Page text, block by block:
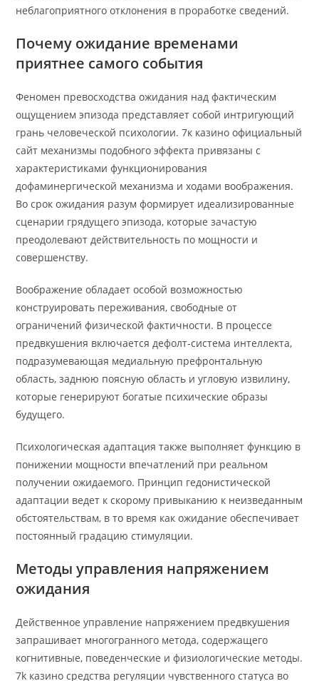
неблагоприятного отклонения в проработке сведений.
Почему ожидание временами
приятнее самого события
Феномен превосходства ожидания над фактическим
ощущением эпизода представляет собой интригующий
грань человеческой психологии. 7к казино официальный
сайт механизмы подобного эффекта привязаны с
характеристиками функционирования
дофаминергической механизма и ходами воображения.
Во срок ожидания разум формирует идеализированные
сценарии грядущего эпизода, которые зачастую
преодолевают действительность по мощности и
совершенству.
Воображение обладает особой возможностью
конструировать переживания, свободные от
ограничений физической фактичности. В процессе
предвкушения включается дефолт-система интеллекта,
подразумевающая медиальную префронтальную
область, заднюю поясную область и угловую извилину,
которые генерируют богатые психические образы
будущего.
Психологическая адаптация также выполняет функцию в
понижении мощности впечатлений при реальном
получении ожидаемого. Принцип гедонистической
адаптации ведет к скорому привыканию к неизведанным
обстоятельствам, в то время как ожидание обеспечивает
постоянный градацию стимуляции.
Методы управления напряжением
ожидания
Действенное управление напряжением предвкушения
запрашивает многогранного метода, содержащего
когнитивные, поведенческие и физиологические методы.
7k казино средства регуляции чувственного статуса во